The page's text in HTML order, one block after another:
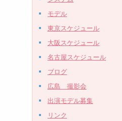
モデル
東京スケジュール
大阪スケジュール
名古屋スケジュール
ブログ
広島 撮影会
出演モデル募集
リンク